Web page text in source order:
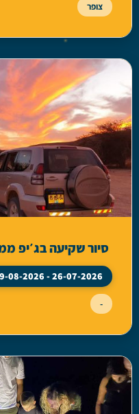
צופר
סיור שקיעה בג׳יפ ממוזג
26-07-2026 - 29-08-2026